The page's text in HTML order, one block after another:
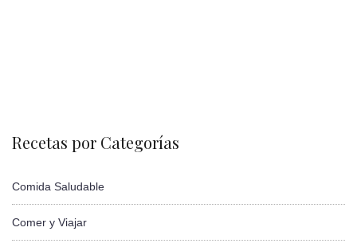
Recetas por Categorías
Comida Saludable
Comer y Viajar